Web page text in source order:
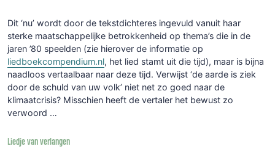
Dit ‘nu’ wordt door de tekstdichteres ingevuld vanuit haar
sterke maatschappelijke betrokkenheid op thema’s die in de
jaren ’80 speelden (zie hierover de informatie op
liedboekcompendium.nl, het lied stamt uit die tijd), maar is bijna
naadloos vertaalbaar naar deze tijd. Verwijst ‘de aarde is ziek
door de schuld van uw volk’ niet net zo goed naar de
klimaatcrisis? Misschien heeft de vertaler het bewust zo
verwoord …
Liedje van verlangen